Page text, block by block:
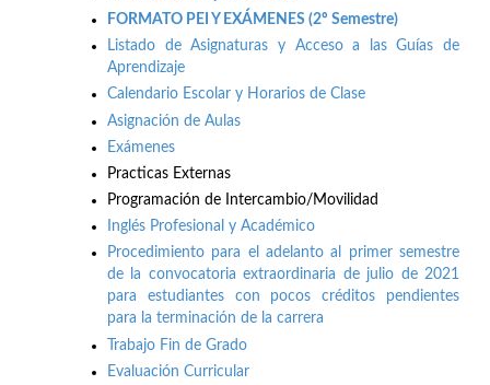
FORMATO PEI Y EXÁMENES (2º Semestre)
Listado de Asignaturas y Acceso a las Guías de
Aprendizaje
Calendario Escolar y Horarios de Clase
Asignación de Aulas
Exámenes
Practicas Externas
Programación de Intercambio/Movilidad
Inglés Profesional y Académico
Procedimiento para el adelanto al primer semestre
de la convocatoria extraordinaria de julio de 2021
para estudiantes con pocos créditos pendientes
para la terminación de la carrera
Trabajo Fin de Grado
Evaluación Curricular